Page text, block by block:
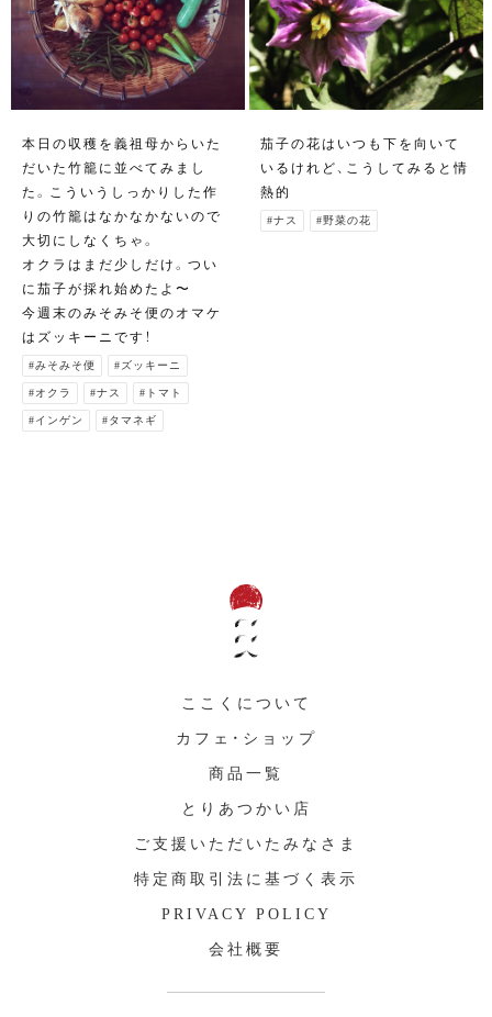
本日の収穫を義祖母からいた
だいた竹籠に並べてみまし
た。こういうしっかりした作
りの竹籠はなかなかないので
大切にしなくちゃ。
オクラはまだ少しだけ。つい
に茄子が採れ始めたよ〜
今週末のみそみそ便のオマケ
はズッキーニです！
#みそみそ便 #ズッキーニ
#オクラ #ナス #トマト
#インゲン #タマネギ
茄子の花はいつも下を向いて
いるけれど、こうしてみると情
熱的
#ナス #野菜の花
ここくについて
カフェ・ショップ
商品一覧
とりあつかい店
ご支援いただいたみなさま
特定商取引法に基づく表示
PRIVACY POLICY
会社概要